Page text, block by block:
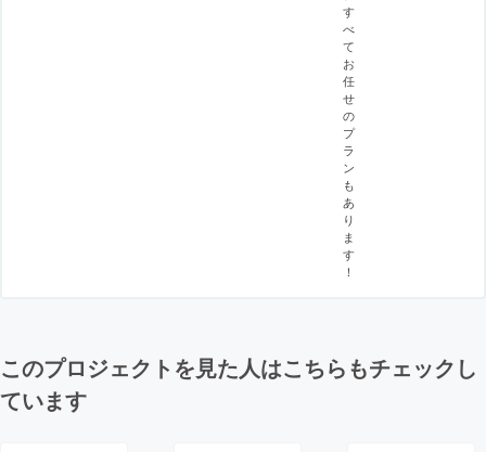
す
べ
て
お
任
せ
の
プ
ラ
ン
も
あ
り
ま
す
！
このプロジェクトを見た人はこちらもチェックし
ています